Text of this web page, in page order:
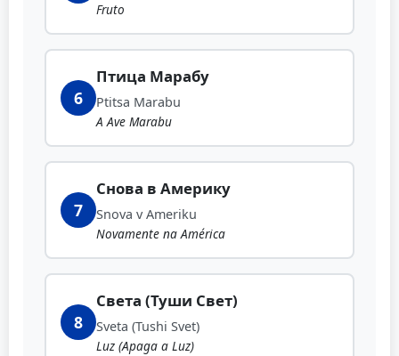
Fruto
6
Птица Марабу
Ptitsa Marabu
A Ave Marabu
7
Снова в Америку
Snova v Ameriku
Novamente na América
8
Света (Туши Свет)
Sveta (Tushi Svet)
Luz (Apaga a Luz)